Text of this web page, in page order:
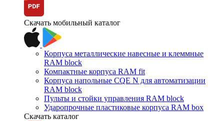
Скачать мобильный каталог
Корпуса металлические навесные и клеммные
RAM block
Компактные корпуса RAM fit
Корпуса напольные CQE N для автоматизации
RAM block
Пульты и стойки управления RAM block
Ударопрочные пластиковые корпуса RAM box
Скачать каталог